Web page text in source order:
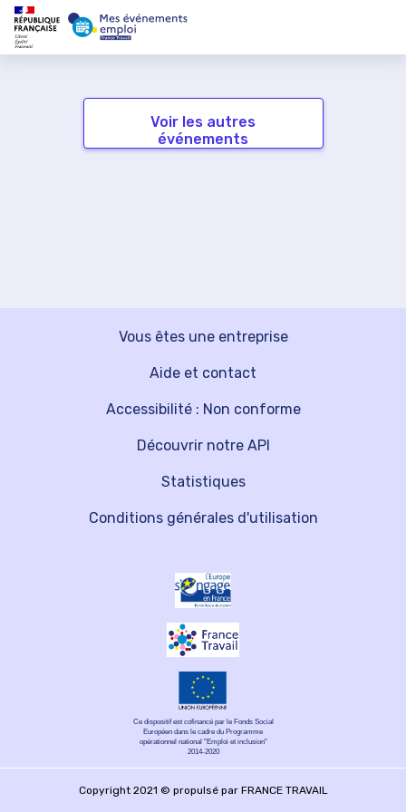
Voir les autres
événements
Vous êtes une entreprise
Découvrir notre API
Aide et contact
Statistiques
Accessibilité : Non conforme
Conditions générales d'utilisation
Ce dispositif est cofinancé par le Fonds Social
Européen dans le cadre du Programme
opérationnel national "Emploi et inclusion"
2014-2020
Copyright 2021 © propulsé par FRANCE TRAVAIL